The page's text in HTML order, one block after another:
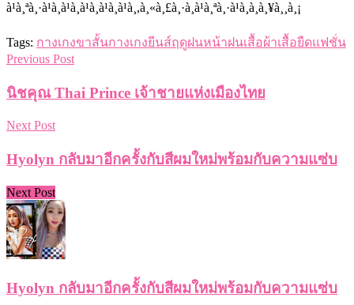
Tags: กางเกงขาสั้นกางเกงยีนส์ฤดูฝนหน้าฝนเสื้อผ้าเสื้อยืดแฟชั่น
Previous Post
นิชคุณ Thai Prince เจ้าชายแห่งเมืองไทย
Next Post
Hyolyn กลับมาอีกครั้งกับสีผมใหม่พร้อมกับความแซ่บ
Next Post
Hyolyn กลับมาอีกครั้งกับสีผมใหม่พร้อมกับความแซ่บ